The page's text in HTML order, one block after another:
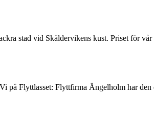
stad vid Skäldervikens kust. Priset för
Flyttlasset: Flyttfirma Ängelholm har